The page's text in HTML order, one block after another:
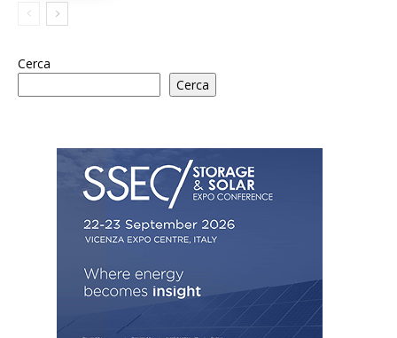
Cerca
Cerca